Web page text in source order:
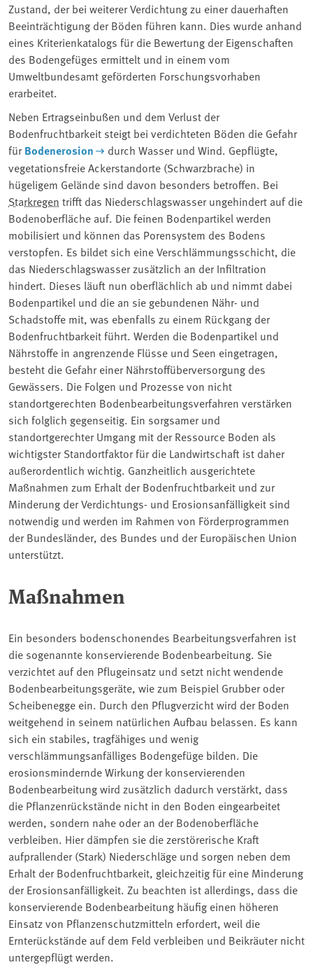
Zustand, der bei weiterer Verdichtung zu einer dauerhaften
Beeinträchtigung der Böden führen kann. Dies wurde anhand
eines Kriterienkatalogs für die Bewertung der Eigenschaften
des Bodengefüges ermittelt und in einem vom
Umweltbundesamt geförderten Forschungsvorhaben
erarbeitet.
Neben Ertragseinbußen und dem Verlust der
Bodenfruchtbarkeit steigt bei verdichteten Böden die Gefahr
fürBodenerosion
durch Wasser und Wind. Gepflügte,
vegetationsfreie Ackerstandorte (Schwarzbrache) in
hügeligem Gelände sind davon besonders betroffen. Bei
Starkregen trifft das Niederschlagswasser ungehindert auf die
Bodenoberfläche auf. Die feinen Bodenpartikel werden
mobilisiert und können das Porensystem des Bodens
verstopfen. Es bildet sich eine Verschlämmungsschicht, die
das Niederschlagswasser zusätzlich an der Infiltration
hindert. Dieses läuft nun oberflächlich ab und nimmt dabei
Bodenpartikel und die an sie gebundenen Nähr- und
Schadstoffe mit, was ebenfalls zu einem Rückgang der
Bodenfruchtbarkeit führt. Werden die Bodenpartikel und
Nährstoffe in angrenzende Flüsse und Seen eingetragen,
besteht die Gefahr einer Nährstoffüberversorgung des
Gewässers. Die Folgen und Prozesse von nicht
standortgerechten Bodenbearbeitungsverfahren verstärken
sich folglich gegenseitig. Ein sorgsamer und
standortgerechter Umgang mit der Ressource Boden als
wichtigster Standortfaktor für die Landwirtschaft ist daher
außerordentlich wichtig. Ganzheitlich ausgerichtete
Maßnahmen zum Erhalt der Bodenfruchtbarkeit und zur
Minderung der Verdichtungs- und Erosionsanfälligkeit sind
notwendig und werden im Rahmen von Förderprogrammen
der Bundesländer, des Bundes und der Europäischen Union
unterstützt.
Maßnahmen
Ein besonders bodenschonendes Bearbeitungsverfahren ist
die sogenannte konservierende Bodenbearbeitung. Sie
verzichtet auf den Pflugeinsatz und setzt nicht wendende
Bodenbearbeitungsgeräte, wie zum Beispiel Grubber oder
Scheibenegge ein. Durch den Pflugverzicht wird der Boden
weitgehend in seinem natürlichen Aufbau belassen. Es kann
sich ein stabiles, tragfähiges und wenig
verschlämmungsanfälliges Bodengefüge bilden. Die
erosionsmindernde Wirkung der konservierenden
Bodenbearbeitung wird zusätzlich dadurch verstärkt, dass
die Pflanzenrückstände nicht in den Boden eingearbeitet
werden, sondern nahe oder an der Bodenoberfläche
verbleiben. Hier dämpfen sie die zerstörerische Kraft
aufprallender (Stark) Niederschläge und sorgen neben dem
Erhalt der Bodenfruchtbarkeit, gleichzeitig für eine Minderung
der Erosionsanfälligkeit. Zu beachten ist allerdings, dass die
konservierende Bodenbearbeitung häufig einen höheren
Einsatz von Pflanzenschutzmitteln erfordert, weil die
Ernterückstände auf dem Feld verbleiben und Beikräuter nicht
untergepflügt werden.